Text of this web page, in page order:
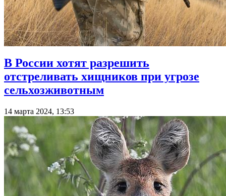
В России хотят разрешить
отстреливать хищников при угрозе
сельхозживотным
14 марта 2024, 13:53